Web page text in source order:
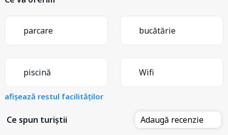
parcare bucătărie
piscină Wifi
afișează restul facilităților
Ce spun turiștii Adaugă recenzie